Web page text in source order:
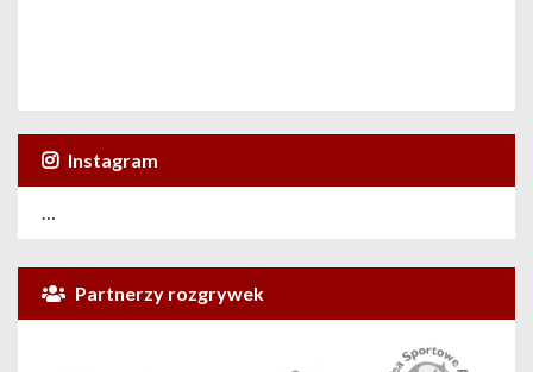
Instagram
…
Partnerzy rozgrywek